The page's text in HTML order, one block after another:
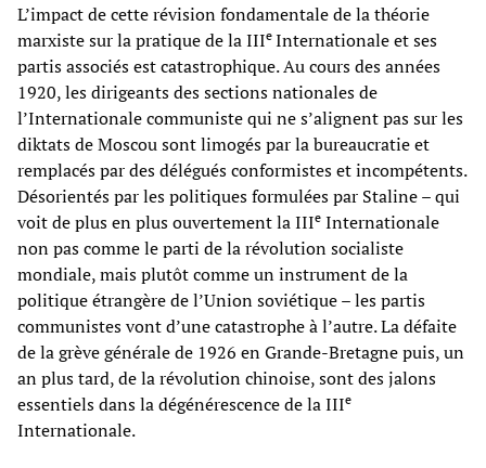
L’impact de cette révision fondamentale de la théorie
marxiste sur la pratique de la IIIe Internationale et ses
partis associés est catastrophique. Au cours des années
1920, les dirigeants des sections nationales de
l’Internationale communiste qui ne s’alignent pas sur les
diktats de Moscou sont limogés par la bureaucratie et
remplacés par des délégués conformistes et incompétents.
Désorientés par les politiques formulées par Staline – qui
voit de plus en plus ouvertement la IIIe Internationale
non pas comme le parti de la révolution socialiste
mondiale, mais plutôt comme un instrument de la
politique étrangère de l’Union soviétique – les partis
communistes vont d’une catastrophe à l’autre. La défaite
de la grève générale de 1926 en Grande-Bretagne puis, un
an plus tard, de la révolution chinoise, sont des jalons
essentiels dans la dégénérescence de la IIIe
Internationale.